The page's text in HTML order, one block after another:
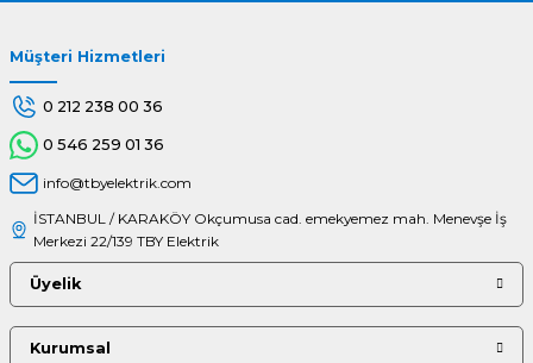
Müşteri Hizmetleri
0 212 238 00 36
0 546 259 01 36
info@tbyelektrik.com
İSTANBUL / KARAKÖY Okçumusa cad. emekyemez mah. Menevşe İş
Merkezi 22/139 TBY Elektrik
Üyelik
Kurumsal